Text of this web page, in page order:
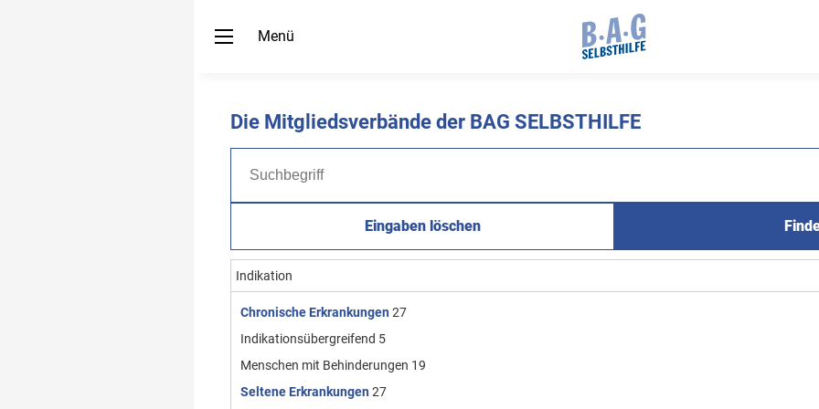
Menü
Die Mitgliedsverbände der BAG SELBSTHILFE
Eingaben löschen
Indikation
Chronische Erkrankungen 27
Indikationsübergreifend 5
Menschen mit Behinderungen 19
Seltene Erkrankungen 27